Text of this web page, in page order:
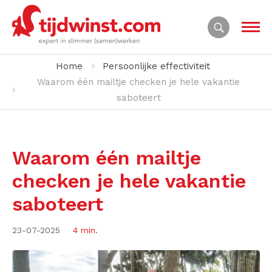
Home
Persoonlijke effectiviteit
Waarom één mailtje checken je hele vakantie
saboteert
Waarom één mailtje
checken je hele vakantie
saboteert
23-07-2025 4 min.